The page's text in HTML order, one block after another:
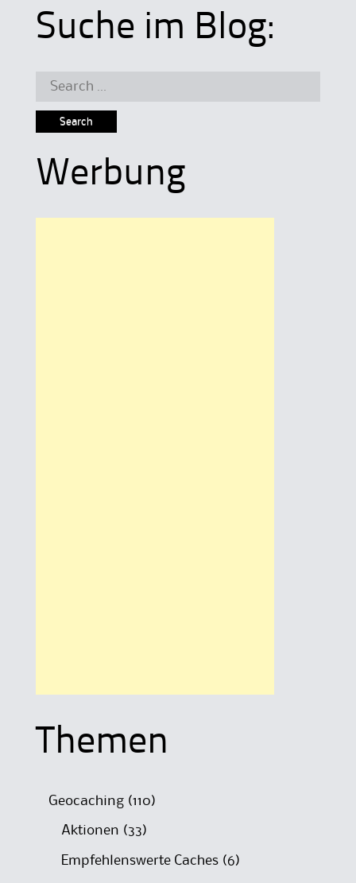
Suche im Blog:
Search
Werbung
Themen
Geocaching(110)
Aktionen (33)
Empfehlenswerte Caches(6)